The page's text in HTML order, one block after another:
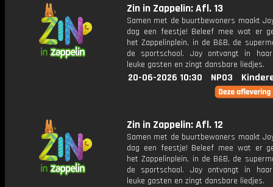
Zin in Zappelin: Afl. 13
Samen met de buurtbewoners maakt
dag een feestje! Beleef mee wat er
het Zappelinplein, in de B&B, de
de sportschool. Joy ontvangt in
leuke gasten en zingt dansbare liedjes.
20-06-2026 10:30 NPO3
Zin in Zappelin: Afl. 12
Samen met de buurtbewoners maakt
dag een feestje! Beleef mee wat er
het Zappelinplein, in de B&B, de
de sportschool. Joy ontvangt in
leuke gasten en zingt dansbare liedjes.